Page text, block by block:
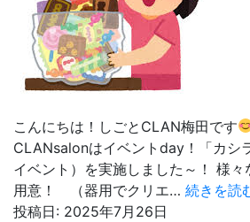
こんにちは！しごとCLAN梅田です
CLANsalonはイベントday！「カシ
イベント）を実施しました～！ 様
用意！ （器用でクリエ… 続きを読
投稿日: 2025年7月26日